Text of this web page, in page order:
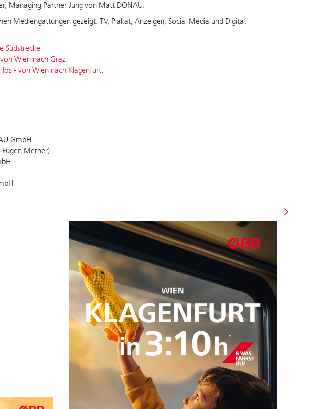
Managing Partner Jung von Matt DONAU.
Mediengattungen gezeigt: TV, Plakat, Anzeigen, Social Media und Digital.
Südstrecke
Wien nach Graz.
- von Wien nach Klagenfurt.
GmbH
Eugen Merher)